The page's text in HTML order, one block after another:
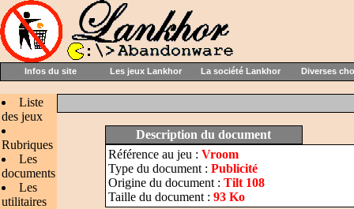
Infos du site Les jeux Lankhor La société Lankhor Diverses
Liste
des jeux
Rubriques
Les
documents
Les
utilitaires
Description du document
Référence au jeu : Vroom
Type du document : Publicité
Origine du document : Tilt 108
Taille du document : 93 Ko